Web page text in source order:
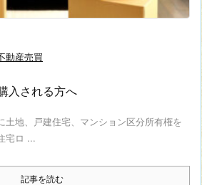
動産売買
入される方へ
地、戸建住宅、マンション区分所有権を
宅ロ ...
記事を読む